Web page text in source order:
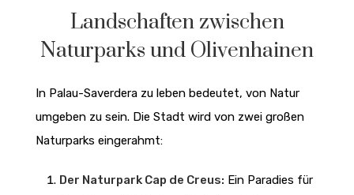
Landschaften zwischen
Naturparks und Olivenhainen
In Palau-Saverdera zu leben bedeutet, von Natur
umgeben zu sein. Die Stadt wird von zwei großen
Naturparks eingerahmt:
Der Naturpark Cap de Creus: Ein Paradies für